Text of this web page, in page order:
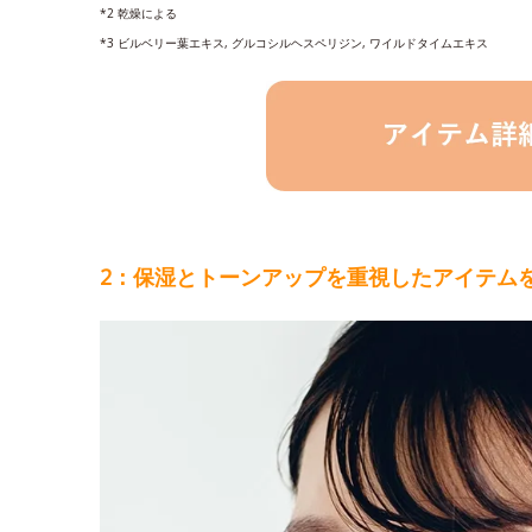
*2 乾燥による
*3 ビルベリー葉エキス, グルコシルヘスペリジン, ワイルドタイムエキス
2：保湿とトーンアップを重視したアイテム